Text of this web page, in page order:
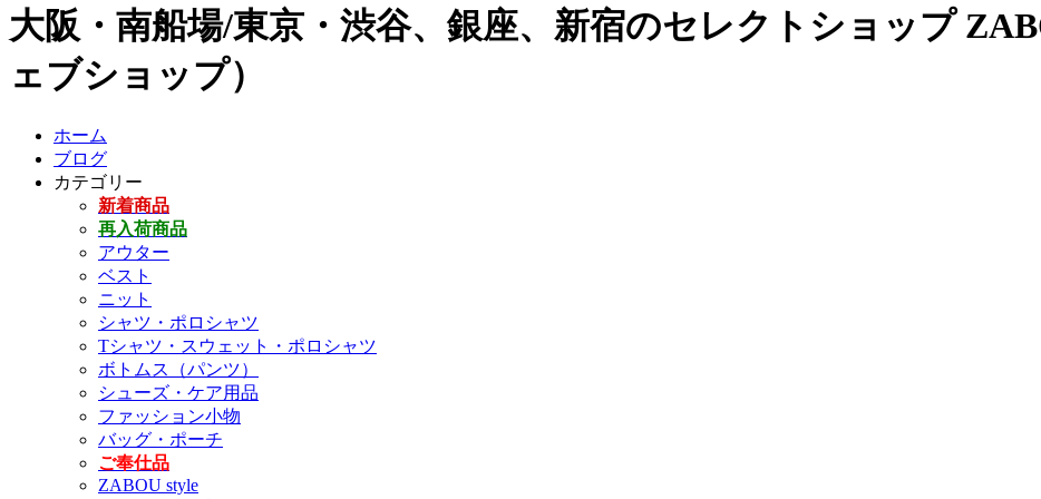
大阪・南船場/東京・渋谷、銀座、新宿のセレクトショップ
ェブショップ）
ホーム
ブログ
カテゴリー
新着商品
再入荷商品
アウター
ベスト
ニット
シャツ・ポロシャツ
Tシャツ・スウェット・ポロシャツ
ボトムス（パンツ）
シューズ・ケア用品
ファッション小物
バッグ・ポーチ
ご奉仕品
ZABOU style